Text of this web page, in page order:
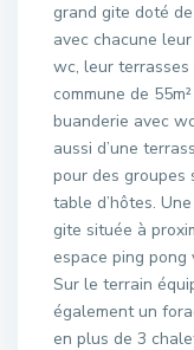
grand gite doté
avec chacune
wc, leur
commune de
buanderie avec
aussi d’une
pour des groupes
table d’hôtes.
gite située à
espace ping
Sur le terrain
également un
en plus de 3